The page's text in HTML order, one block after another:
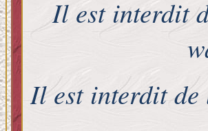
Il est interdit
Il est interdit de